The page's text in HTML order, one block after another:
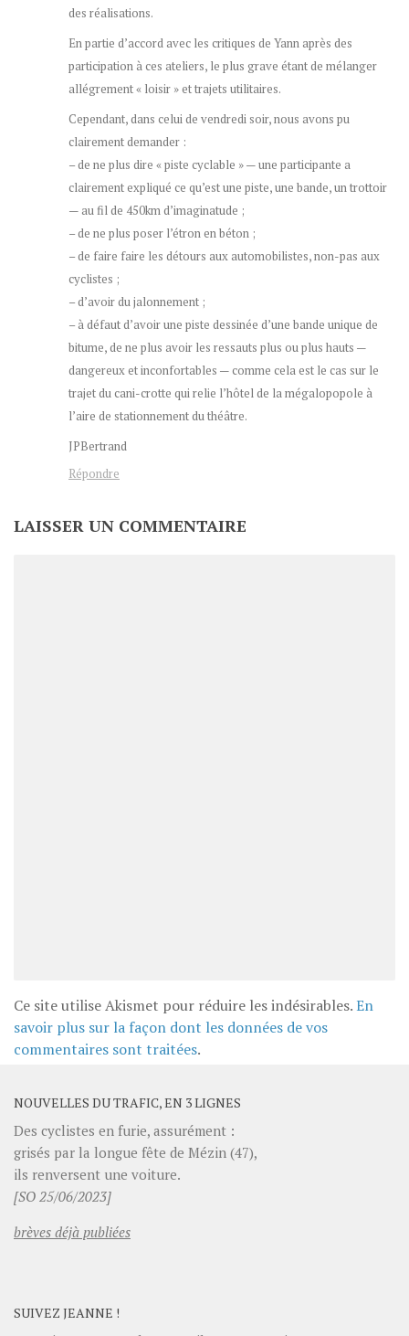
des réalisations.
En partie d’accord avec les critiques de Yann après des
participation à ces ateliers, le plus grave étant de mélanger
allégrement « loisir » et trajets utilitaires.
Cependant, dans celui de vendredi soir, nous avons pu
clairement demander :
– de ne plus dire « piste cyclable » — une participante a
clairement expliqué ce qu’est une piste, une bande, un trottoir
— au fil de 450km d’imaginatude ;
– de ne plus poser l’étron en béton ;
– de faire faire les détours aux automobilistes, non-pas aux
cyclistes ;
– d’avoir du jalonnement ;
– à défaut d’avoir une piste dessinée d’une bande unique de
bitume, de ne plus avoir les ressauts plus ou plus hauts —
dangereux et inconfortables — comme cela est le cas sur le
trajet du cani-crotte qui relie l’hôtel de la mégalopopole à
l’aire de stationnement du théâtre.
JPBertrand
Répondre
LAISSER UN COMMENTAIRE
Ce site utilise Akismet pour réduire les indésirables.En
savoir plus sur la façon dont les données de vos
commentaires sont traitées.
NOUVELLES DU TRAFIC, EN 3 LIGNES
Des cyclistes en furie, assurément :
grisés par la longue fête de Mézin (47),
ils renversent une voiture.
[SO 25/06/2023]
brèves déjà publiées
SUIVEZ JEANNE !